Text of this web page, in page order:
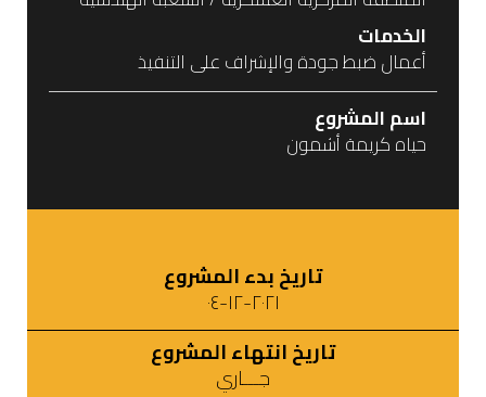
الخدمات
أعمال ضبط جودة والإشراف على التنفيذ
اسم المشروع
حياه كريمة أشمون
تاريخ بدء المشروع
٢٠٢١-١٢-٠٤
تاريخ انتهاء المشروع
جـــاري